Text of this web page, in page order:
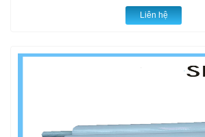
Liên hệ